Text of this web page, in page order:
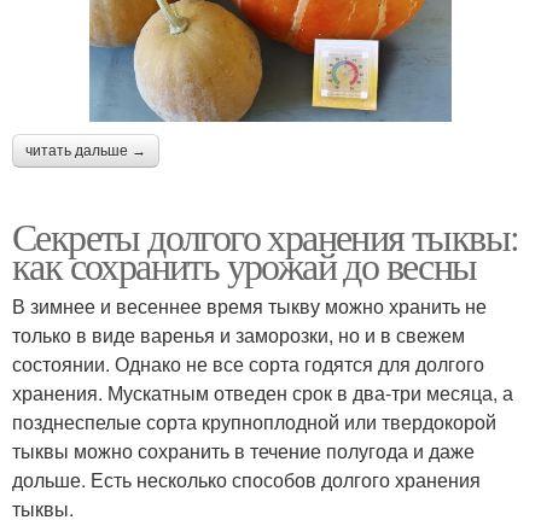
читать дальше →
Секреты долгого хранения тыквы:
как сохранить урожай до весны
В зимнее и весеннее время тыкву можно хранить не
только в виде варенья и заморозки, но и в свежем
состоянии. Однако не все сорта годятся для долгого
хранения. Мускатным отведен срок в два-три месяца, а
позднеспелые сорта крупноплодной или твердокорой
тыквы можно сохранить в течение полугода и даже
дольше. Есть несколько способов долгого хранения
тыквы.